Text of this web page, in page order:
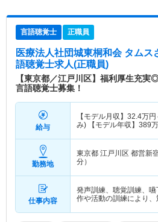
言語聴覚士 正職員
医療法人社団城東桐和会 タムス
語聴覚士求人(正職員)
【東京都／江戸川区】福利厚生充
言語聴覚士募集！
給与
【モデル月収】 32.4万円
み) 【モデル年収】 389
勤務地
東京都 江戸川区 都営新
分）
仕事内容
発声訓練、聴覚訓練、
作や活動の訓練により